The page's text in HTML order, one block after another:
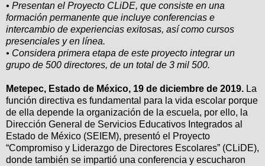
• Presentan el Proyecto CLiDE, que consiste en una
formación permanente que incluye conferencias e
intercambio de experiencias exitosas, así como cursos
presenciales y en línea.
• Considera primera etapa de este proyecto integrar un
grupo de 500 directores, de un total de 3 mil 500.
Metepec, Estado de México, 19 de diciembre de 2019. La
función directiva es fundamental para la vida escolar porque
de ella depende la organización de la escuela, por ello, la
Dirección General de Servicios Educativos Integrados al
Estado de México (SEIEM), presentó el Proyecto
“Compromiso y Liderazgo de Directores Escolares” (CLiDE),
donde también se impartió una conferencia y escucharon